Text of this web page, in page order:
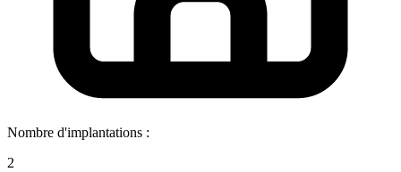
Nombre d'implantations :
2